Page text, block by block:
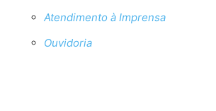
Atendimento à Imprensa
Ouvidoria